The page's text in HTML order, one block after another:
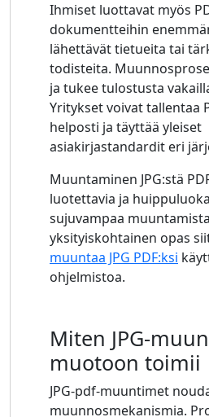
Ihmiset luottavat myös
dokumentteihin
lähettävät tietueita tai
todisteita.
ja tukee tulostusta
Yritykset voivat tallentaa
helposti ja täyttää yleiset
asiakirjastandardit eri
Muuntaminen JPG:stä
luotettavia ja
sujuvampaa
yksityiskohtainen opas
muuntaa JPG PDF:ksi
ohjelmistoa.
Miten JPG-
muotoon toimii
JPG-pdf-muuntimet
muunnosmekanismia.